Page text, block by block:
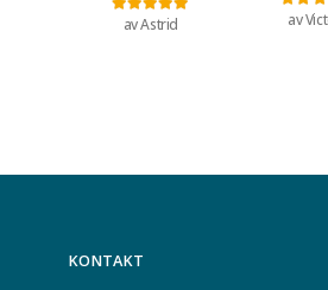
Vurdert5
av Astrid av
KONTAKT